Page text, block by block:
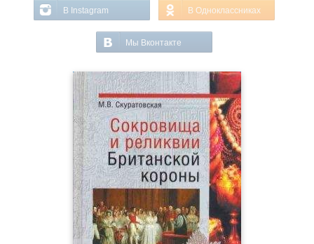
В Instagram В Одноклассниках
Мы Вконтакте